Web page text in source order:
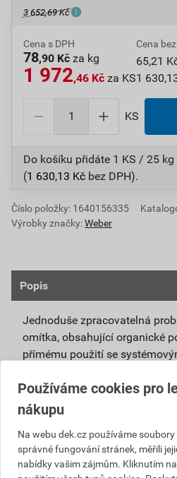
3 652,69 Kč
Cena s DPH
78,90 Kč za kg
1 972,46 Kč za KS
Cena
65,21
1
KS
Do košíku přidáte 1 KS / 25 kg
(1 630,13 Kč bez DPH).
Číslo položky: 1640156335
Výrobky značky:Weber
Popis
Jednoduše zpracovatelná
omítka, obsahující organické
přímému použití se
Vlivem ochlazování
zateplovacích systémů v
dochází ke kondenzaci
vytváří živnou půdu pro
Povrch omítky weberpas
Používáme cookies pro
nákupu
Na webu dek.cz používáme
správné fungování stránek, měřili
nabídky vašim zájmům. Kliknutím